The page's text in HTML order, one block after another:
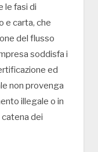
le fasi di
e carta, che
del flusso
soddisfa i
ed
non provenga
illegale o in
dei